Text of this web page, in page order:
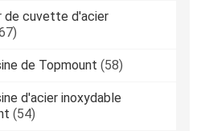
de cuvette d'acier
de Topmount (58)
d'acier inoxydable
(54)